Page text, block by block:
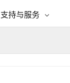
功能
支持与服务
支持与服务